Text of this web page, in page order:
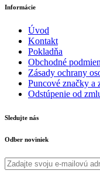
Informácie
Úvod
Kontakt
Pokladňa
Obchodné
Zásady ochrany
Puncové značky a
Odstúpenie od
Sledujte nás
Odber noviniek